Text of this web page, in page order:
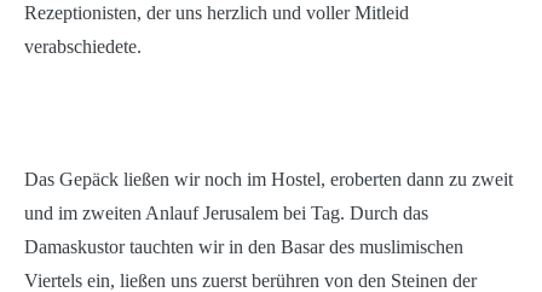
Rezeptionisten, der uns herzlich und voller Mitleid
verabschiedete.
Das Gepäck ließen wir noch im Hostel, eroberten dann zu zweit
und im zweiten Anlauf Jerusalem bei Tag. Durch das
Damaskustor tauchten wir in den Basar des muslimischen
Viertels ein, ließen uns zuerst berühren von den Steinen der